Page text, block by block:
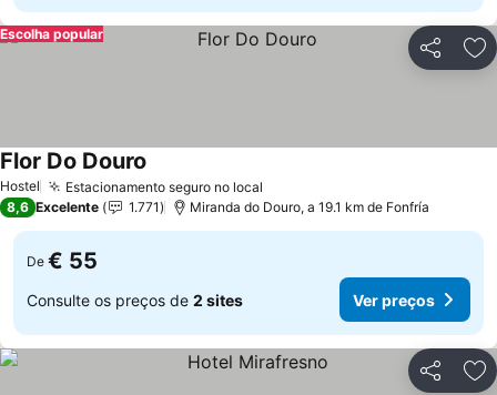
Partilhar
Escolha popular
Hostel Estacionamento seguro no local
Flor Do Douro
8,6 Excelente 1.771 Miranda do Douro, a 19.1 km de Fonfría
De € 55
Consulte os preços de 2 sites Ver preços
Partilhar